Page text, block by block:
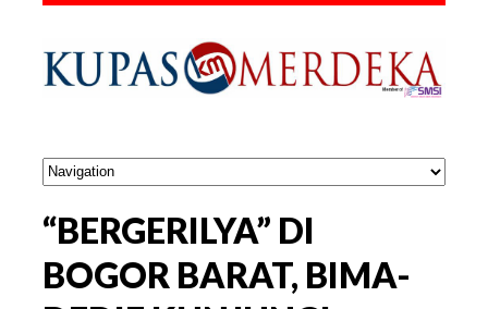
“BERGERILYA” DI
BOGOR BARAT, BIMA-